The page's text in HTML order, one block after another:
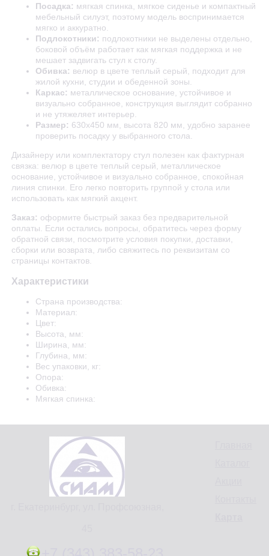
Посадка: мягкая спинка, мягкое сиденье и компактный
мебельный силуэт, поэтому модель воспринимается
мягко и аккуратно.
Подлокотники: подлокотники не выделены отдельно,
боковой объём работает как мягкая поддержка и не
мешает задвигать стул к столу.
Обивка: велюр в цвете теплый серый, подходит для
жилой кухни, студии и обеденной зоны.
Каркас: металлическое основание, устойчивое и
визуально собранное, конструкция выглядит собранно
и не утяжеляет интерьер.
Размер: 630х450 мм, высота 820 мм, удобно заранее
проверить посадку у выбранного стола.
Дизайнеру или комплектатору стул полезен как фактурная
связка: велюр в цвете теплый серый, металлическое
основание, устойчивое и визуально собранное, спокойная
линия спинки. Его легко повторить группой у стола или
использовать как мягкий акцент.
Заказ: оформите быстрый заказ без предварительной
оплаты. Если остались вопросы, обратитесь через форму
обратной связи, посмотрите условия покупки, доставки,
сборки или возврата, либо свяжитесь по реквизитам со
страницы контактов.
Характеристики
Страна производства:
Материал:
Цвет:
Высота, мм:
Ширина, мм:
Глубина, мм:
Вес упаковки, кг:
Опора:
Обивка:
Мягкая спинка: